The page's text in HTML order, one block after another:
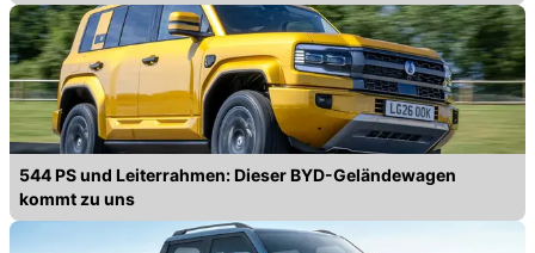
544 PS und Leiterrahmen: Dieser BYD-Geländewagen
kommt zu uns